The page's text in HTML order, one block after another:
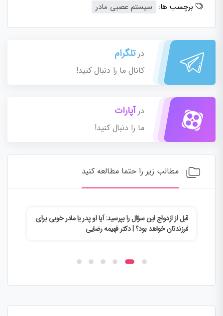
برچسب ها: سیستم عصبی مادر
درتلگرام
کانال ما را دنبال کنید!
درآپارات
ما را دنبال کنید!
مطالب زیر را حتما مطالعه کنید
قبل از ازدواج این سؤال را بپرسید: آیا او پدر یا مادر خوبی برای
فرزندتان خواهد بود؟ | دکتر فهیمه رضایی